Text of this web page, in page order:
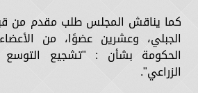
كما يناقش المجلس طلب مقدم من
الجبلي، وعشرين عضوًا، من
الحكومة بشأن : "تشجيع
الزراعي".